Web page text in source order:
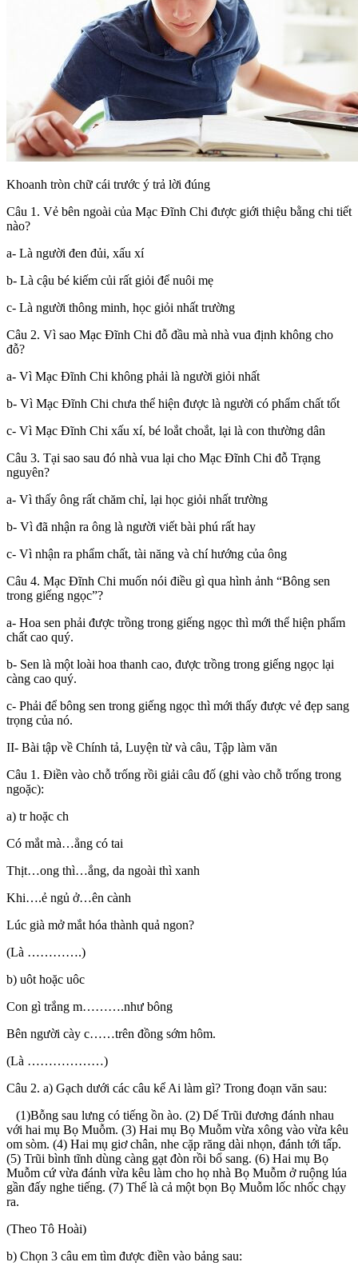
Khoanh tròn chữ cái trước ý trả lời đúng
Câu 1. Vẻ bên ngoài của Mạc Đĩnh Chi được giới thiệu bằng chi tiết
nào?
a- Là người đen đủi, xấu xí
b- Là cậu bé kiếm củi rất giỏi để nuôi mẹ
c- Là người thông minh, học giỏi nhất trường
Câu 2. Vì sao Mạc Đĩnh Chi đỗ đầu mà nhà vua định không cho
đỗ?
a- Vì Mạc Đĩnh Chi không phải là người giỏi nhất
b- Vì Mạc Đĩnh Chi chưa thể hiện được là người có phẩm chất tốt
c- Vì Mạc Đĩnh Chi xấu xí, bé loắt choắt, lại là con thường dân
Câu 3. Tại sao sau đó nhà vua lại cho Mạc Đĩnh Chi đỗ Trạng
nguyên?
a- Vì thấy ông rất chăm chỉ, lại học giỏi nhất trường
b- Vì đã nhận ra ông là người viết bài phú rất hay
c- Vì nhận ra phẩm chất, tài năng và chí hướng của ông
Câu 4. Mạc Đĩnh Chi muốn nói điều gì qua hình ảnh “Bông sen
trong giếng ngọc”?
a- Hoa sen phải được trồng trong giếng ngọc thì mới thể hiện phẩm
chất cao quý.
b- Sen là một loài hoa thanh cao, được trồng trong giếng ngọc lại
càng cao quý.
c- Phải để bông sen trong giếng ngọc thì mới thấy được vẻ đẹp sang
trọng của nó.
II- Bài tập về Chính tả, Luyện từ và câu, Tập làm văn
Câu 1. Điền vào chỗ trống rồi giải câu đố (ghi vào chỗ trống trong
ngoặc):
a) tr hoặc ch
Có mắt mà…ẳng có tai
Thịt…ong thì…ắng, da ngoài thì xanh
Khi….ẻ ngủ ở…ên cành
Lúc già mở mắt hóa thành quả ngon?
(Là ………….)
b) uôt hoặc uôc
Con gì trắng m……….như bông
Bên người cày c……trên đồng sớm hôm.
(Là ………………)
Câu 2. a) Gạch dưới các câu kể Ai làm gì? Trong đoạn văn sau:
(1)Bỗng sau lưng có tiếng ồn ào. (2) Dế Trũi đương đánh nhau
với hai mụ Bọ Muỗm. (3) Hai mụ Bọ Muỗm vừa xông vào vừa kêu
om sòm. (4) Hai mụ giơ chân, nhe cặp răng dài nhọn, đánh tới tấp.
(5) Trũi bình tĩnh dùng càng gạt đòn rồi bổ sang. (6) Hai mụ Bọ
Muỗm cứ vừa đánh vừa kêu làm cho họ nhà Bọ Muỗm ở ruộng lúa
gần đấy nghe tiếng. (7) Thế là cả một bọn Bọ Muỗm lốc nhốc chạy
ra.
(Theo Tô Hoài)
b) Chọn 3 câu em tìm được điền vào bảng sau: